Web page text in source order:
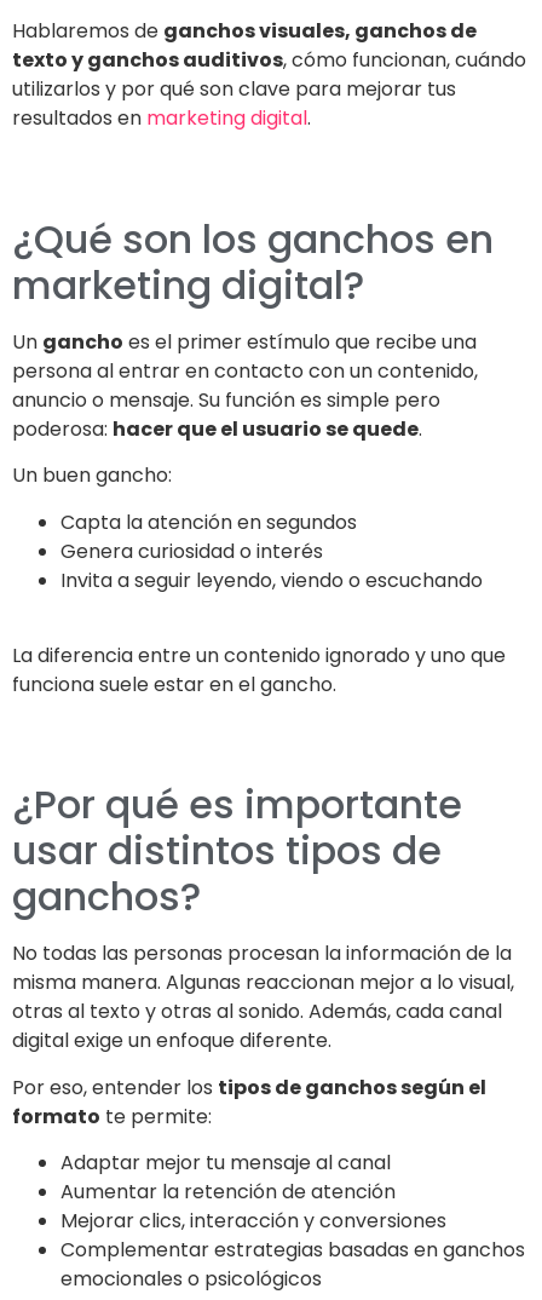
Hablaremos de ganchos visuales, ganchos de
texto y ganchos auditivos, cómo funcionan, cuándo
utilizarlos y por qué son clave para mejorar tus
resultados en marketing digital.
¿Qué son los ganchos en
marketing digital?
Un gancho es el primer estímulo que recibe una
persona al entrar en contacto con un contenido,
anuncio o mensaje. Su función es simple pero
poderosa: hacer que el usuario se quede.
Un buen gancho:
Capta la atención en segundos
Genera curiosidad o interés
Invita a seguir leyendo, viendo o escuchando
La diferencia entre un contenido ignorado y uno que
funciona suele estar en el gancho.
¿Por qué es importante
usar distintos tipos de
ganchos?
No todas las personas procesan la información de la
misma manera. Algunas reaccionan mejor a lo visual,
otras al texto y otras al sonido. Además, cada canal
digital exige un enfoque diferente.
Por eso, entender los tipos de ganchos según el
formato te permite:
Adaptar mejor tu mensaje al canal
Aumentar la retención de atención
Mejorar clics, interacción y conversiones
Complementar estrategias basadas en ganchos
emocionales o psicológicos